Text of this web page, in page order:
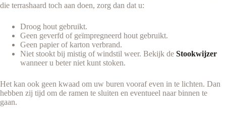
die terrashaard toch aan doen, zorg dan dat u:
Droog hout gebruikt.
Geen geverfd of geïmpregneerd hout gebruikt.
Geen papier of karton verbrand.
Niet stookt bij mistig of windstil weer. Bekijk de Stookwijzer
wanneer u beter niet kunt stoken.
Het kan ook geen kwaad om uw buren vooraf even in te lichten. Dan
hebben zij tijd om de ramen te sluiten en eventueel naar binnen te
gaan.